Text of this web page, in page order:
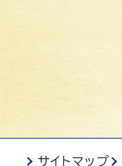
サイトマップ